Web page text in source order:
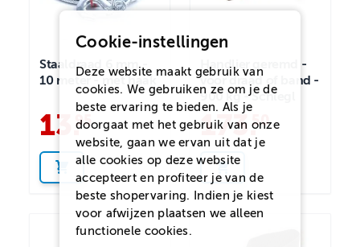
Staaldraad 6 mm -
10 meter - met haak
13 .
95
Handlier geremd -
voor draad of band -
900 kg - Schlegl
173.
50
Cookie-instellingen
Deze website maakt gebruik van
cookies. We gebruiken ze om je de
beste ervaring te bieden. Als je
doorgaat met het gebruik van onze
website, gaan we ervan uit dat je
alle cookies op deze website
accepteert en profiteer je van de
beste shopervaring. Indien je kiest
voor afwijzen plaatsen we alleen
functionele cookies.